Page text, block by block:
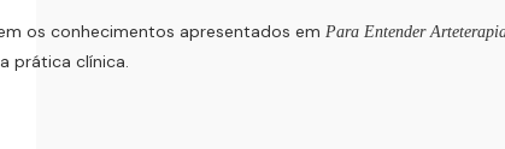
os conhecimentos apresentados emPara Entender
prática clínica.